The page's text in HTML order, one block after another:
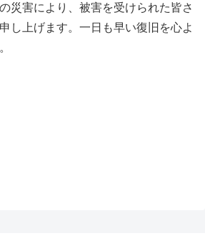
災害により、被害を受けられた皆さ
し上げます。一日も早い復旧を心よ